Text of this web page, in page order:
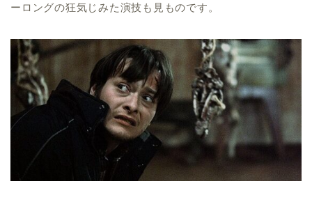
ーロングの狂気じみた演技も見ものです。